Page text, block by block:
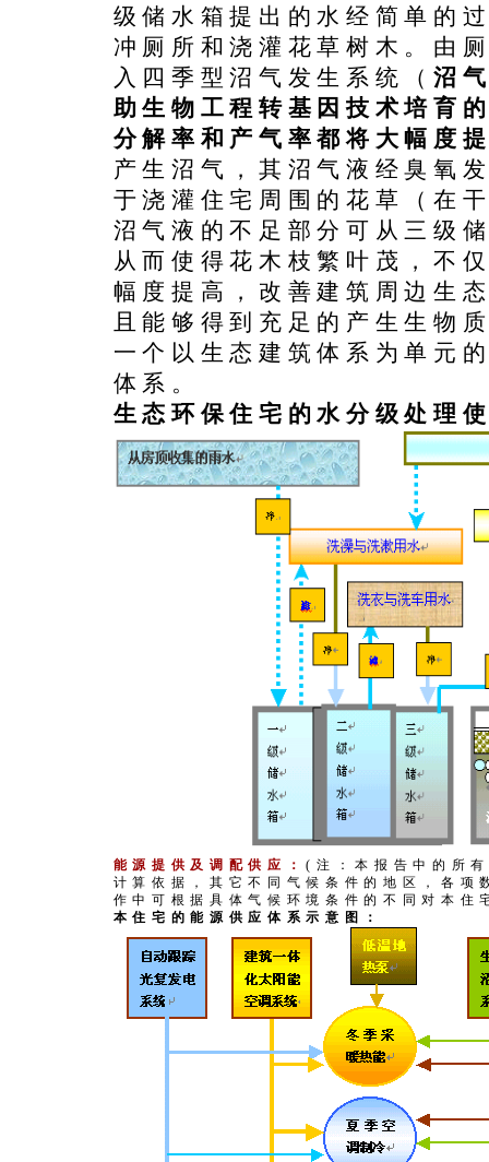
级储水箱提出的水经简单的
冲厕所和浇灌花草树木。由
入四季型沼气发生系统（ 沼
助生物工程转基因技术培育
分解率和产气率都将大幅度
产生沼气，其沼气液经臭氧
于浇灌住宅周围的花草（在
沼气液的不足部分可从三级
从而使得花木枝繁叶茂，不
幅度提高，改善建筑周边生
且能够得到充足的产生生物
一个以生态建筑体系为单元
体系。
生态环保住宅的水分级处理
能源提供及调配供应：(注：本报告中的所
计算依据，其它不同气候条件的地区，各项
作中可根据具体气候环境条件的不同对本
本住宅的能源供应体系示意图：